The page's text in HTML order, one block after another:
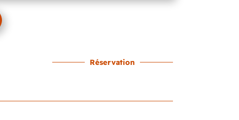
Réservation